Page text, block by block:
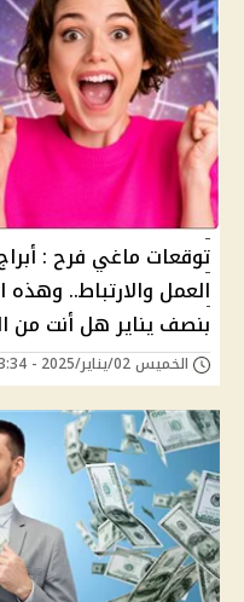
العمل والارتباط.. وهذه
بنصف يناير هل أنت من
الخميس 02/يناير/2025 - 03:34 م